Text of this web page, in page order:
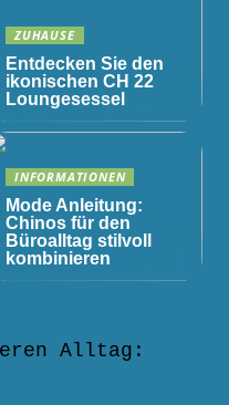
ZUHAUSE
Entdecken Sie den
ikonischen CH 22
Loungesessel
INFORMATIONEN
Mode Anleitung:
Chinos für den
Büroalltag stilvoll
kombinieren
Alltag: